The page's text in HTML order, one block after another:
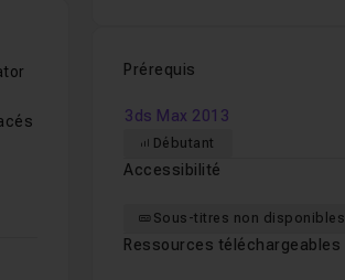
Prérequis
3ds Max 2013
Débutant
Accessibilité
Sous-titres non disponibles
Ressources téléchargeables